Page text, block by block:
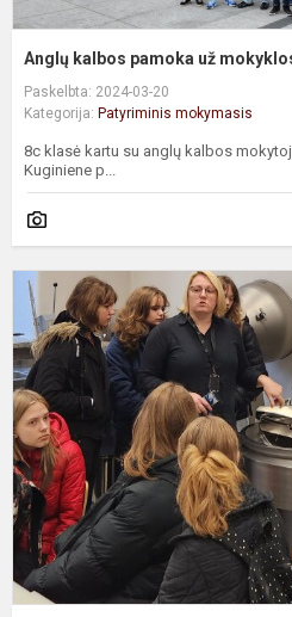
Anglų kalbos pamoka už
Paskelbta: 2024-03-20
Kategorija: Patyriminis mokymasis
8c klasė kartu su anglų kalbos
Kuginiene p...